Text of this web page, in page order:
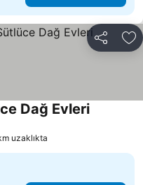
Paylaş
Dağ Evleri
uzaklıkta